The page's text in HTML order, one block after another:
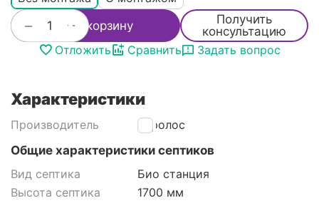
+
− В корзину
Получить
консультацию
Отложить
Сравнить Задать вопрос
Характеристики
Производитель
Евролос
Общие характеристики септиков
Вид септика
Био станция
Высота септика
1700 мм